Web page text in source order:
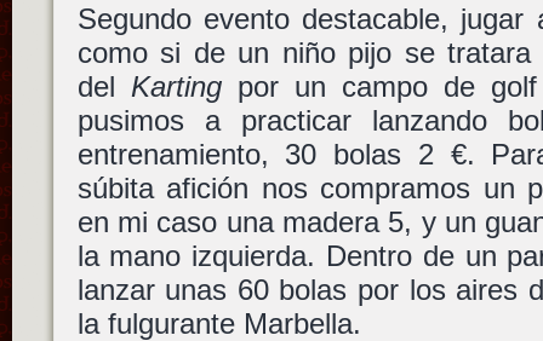
Segundo evento destacable,
como si de un niño pijo se tratara
del Kartingpor un campo de
pusimos a practicar lanzando
entrenamiento, 30 bolas 2 €.
súbita afición nos compramos un
en mi caso una madera 5, y un
la mano izquierda. Dentro de un
lanzar unas 60 bolas por los aires
la fulgurante Marbella.